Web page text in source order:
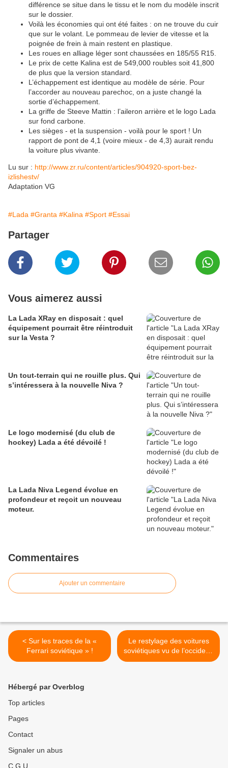
différence se situe dans le tissu et le nom du modèle inscrit
sur le dossier.
Voilà les économies qui ont été faites : on ne trouve du cuir
que sur le volant. Le pommeau de levier de vitesse et la
poignée de frein à main restent en plastique.
Les roues en alliage léger sont chaussées en 185/55 R15.
Le prix de cette Kalina est de 549,000 roubles soit 41,800
de plus que la version standard.
L’échappement est identique au modèle de série. Pour
l’accorder au nouveau parechoc, on a juste changé la
sortie d’échappement.
La griffe de Steeve Mattin : l’aileron arrière et le logo Lada
sur fond carbone.
Les sièges - et la suspension - voilà pour le sport ! Un
rapport de pont de 4,1 (voire mieux - de 4,3) aurait rendu
la voiture plus vivante.
Lu sur : http://www.zr.ru/content/articles/904920-sport-bez-
izlishestv/
Adaptation VG
#Lada #Granta #Kalina #Sport #Essai
Partager
Vous aimerez aussi
La Lada XRay en disposait : quel
équipement pourrait être réintroduit
sur la Vesta ?
Un tout-terrain qui ne rouille plus. Qui
s’intéressera à la nouvelle Niva ?
Le logo modernisé (du club de
hockey) Lada a été dévoilé !
La Lada Niva Legend évolue en
profondeur et reçoit un nouveau
moteur.
Commentaires
Ajouter un commentaire
< Sur les traces de la «
Ferrari soviétique » !
Le restylage des voitures
soviétiques vu de l’occident.
>
Hébergé par Overblog
Top articles
Pages
Contact
Signaler un abus
C.G.U.